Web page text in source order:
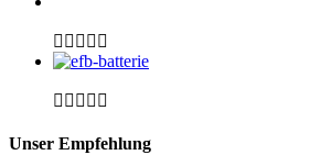
Unser Empfehlung